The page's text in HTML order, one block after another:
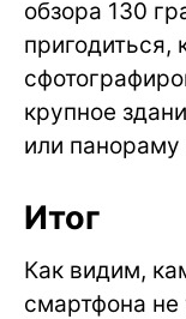
обзора 130
пригодиться,
крупное
или
Итог
Как видим,
смартфона не